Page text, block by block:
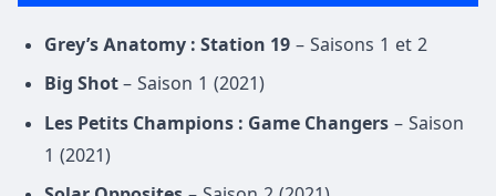
Grey’s Anatomy : Station 19 – Saisons 1 et 2
Big Shot – Saison 1 (2021)
Les Petits Champions : Game Changers – Saison
1 (2021)